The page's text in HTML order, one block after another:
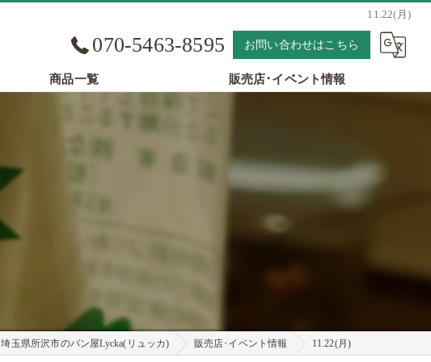
11.22(月)
070-5463-8595 お問い合わせはこちら
商品一覧 販売店･イベント情報
埼玉県所沢市のパン屋Lycka(リュッカ) 販売店･イベント情報 11.22(月)